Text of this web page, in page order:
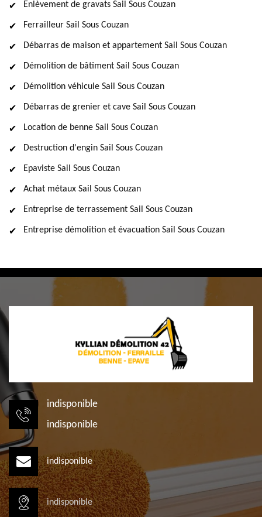
Enlèvement de gravats Sail Sous Couzan
Ferrailleur Sail Sous Couzan
Débarras de maison et appartement Sail Sous Couzan
Démolition de bâtiment Sail Sous Couzan
Démolition véhicule Sail Sous Couzan
Débarras de grenier et cave Sail Sous Couzan
Location de benne Sail Sous Couzan
Destruction d'engin Sail Sous Couzan
Epaviste Sail Sous Couzan
Achat métaux Sail Sous Couzan
Entreprise de terrassement Sail Sous Couzan
Entreprise démolition et évacuation Sail Sous Couzan
indisponible
indisponible
indisponible
indisponible